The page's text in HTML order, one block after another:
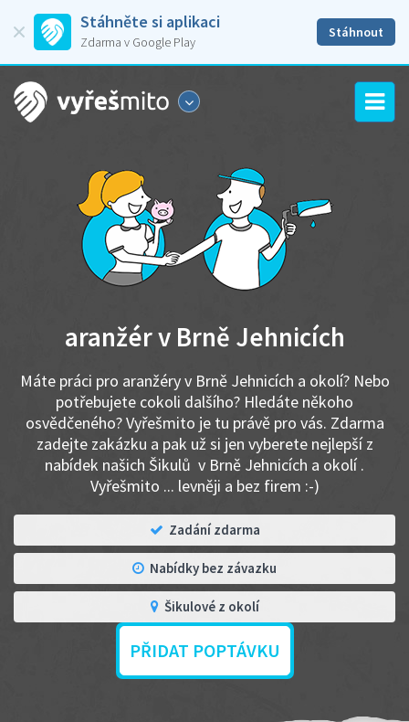
Stáhněte si aplikaci
Zdarma v Google Play
Stáhnout
aranžér v Brně Jehnicích
Máte práci pro aranžéry v Brně Jehnicích a okolí? Nebo
potřebujete cokoli dalšího? Hledáte někoho
osvědčeného? Vyřešmito je tu právě pro vás. Zdarma
zadejte zakázku a pak už si jen vyberete nejlepší z
nabídek našich Šikulů v Brně Jehnicích a okolí .
Vyřešmito ... levněji a bez firem :-)
Zadání zdarma
Nabídky bez závazku
Šikulové z okolí
PŘIDAT POPTÁVKU